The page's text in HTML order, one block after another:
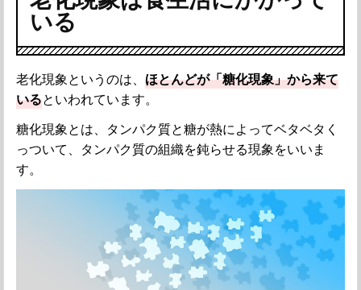
いる
老化現象というのは、ほとんどが「糖化現象」から来て
いるといわれています。
糖化現象とは、タンパク質と糖が熱によってベタベタく
っついて、タンパク質の組織を鈍らせる現象をいいま
す。